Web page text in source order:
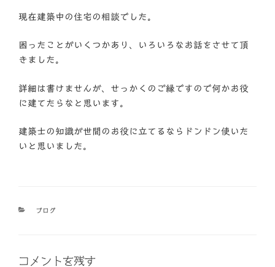
現在建築中の住宅の相談でした。
困ったことがいくつかあり、いろいろなお話をさせて頂
きました。
詳細は書けませんが、せっかくのご縁ですので何かお役
に建てたらなと思います。
建築士の知識が世間のお役に立てるならドンドン使いた
いと思いました。
カ
ブログ
コメントを残す